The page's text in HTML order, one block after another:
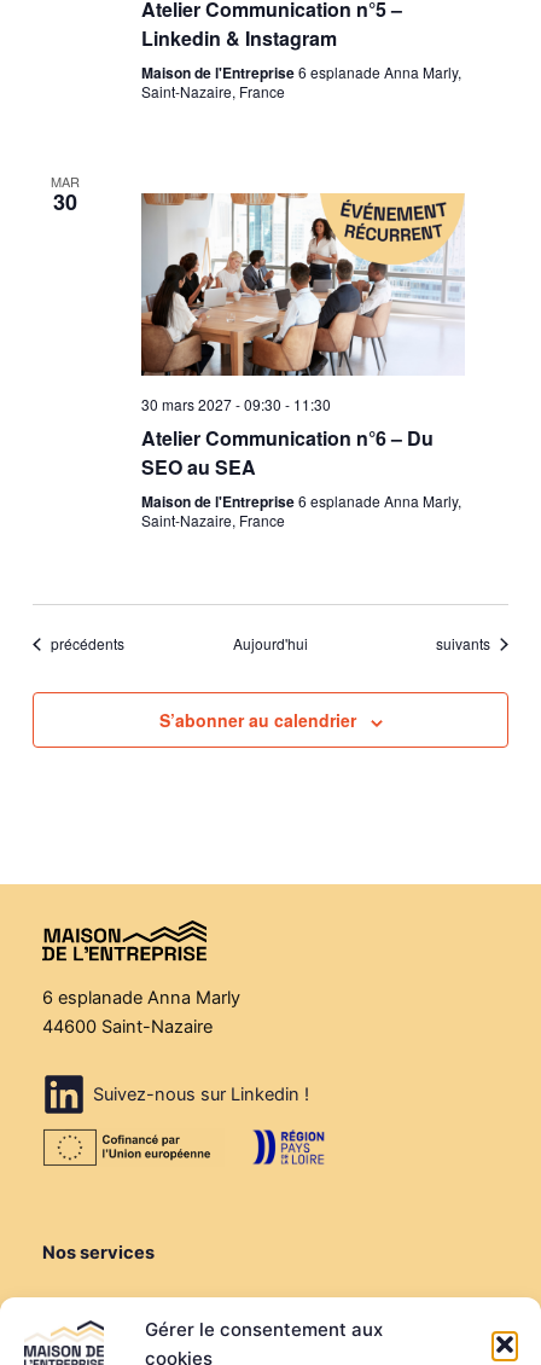
Gérer le consentement aux
cookies
Atelier Communication n°5 –
Linkedin & Instagram
Maison de l'Entreprise6 esplanade Anna Marly,
Saint-Nazaire, France
MAR
30
30 mars 2027 - 09:30 - 11:30
Atelier Communication n°6 – Du
SEO au SEA
Maison de l'Entreprise6 esplanade Anna Marly,
Saint-Nazaire, France
Évènements
précédents Aujourd'hui Évènements
suivants
S’abonner au calendrier
6 esplanade Anna Marly
44600 Saint-Nazaire
Suivez-nous sur Linkedin !
Nos services
Louer une salle de réunion